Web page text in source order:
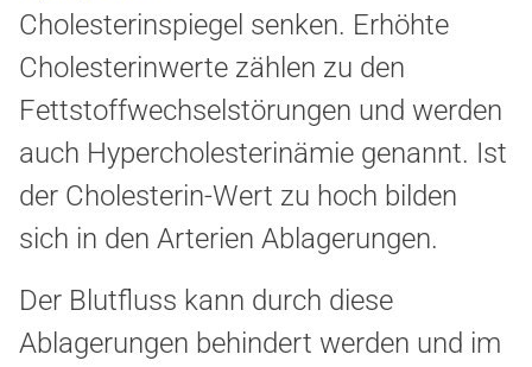
Cholesterinspiegel senken. Erhöhte
Cholesterinwerte zählen zu den
Fettstoffwechselstörungen und werden
auch Hypercholesterinämie genannt. Ist
der Cholesterin-Wert zu hoch bilden
sich in den Arterien Ablagerungen.
Der Blutfluss kann durch diese
Ablagerungen behindert werden und im